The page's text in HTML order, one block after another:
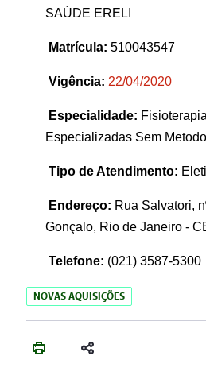
SAÚDE ERELI
Matrícula: 510043547
Vigência: 22/04/2020
Especialidade:
Especializadas Sem
Tipo de Atendimento:
Endereço: Rua Salvatori,
Gonçalo, Rio de Janeiro -
Telefone: (021) 3587-5300
NOVAS AQUISIÇÕES